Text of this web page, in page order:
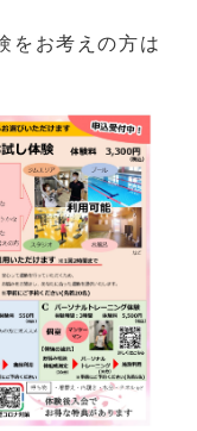
をお考えの方は